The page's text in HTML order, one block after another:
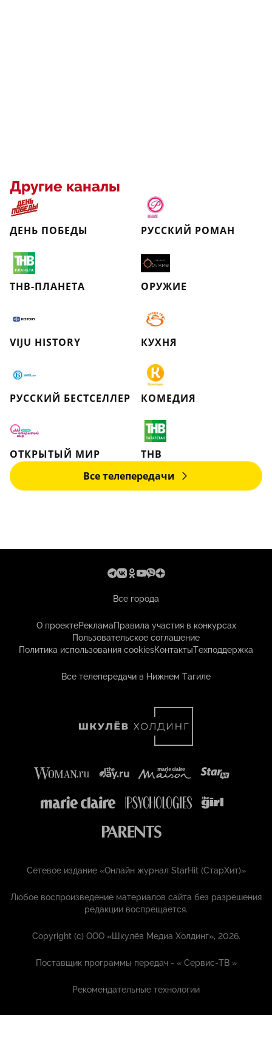
Другие каналы
ДЕНЬ ПОБЕДЫ РУССКИЙ РОМАН
ТНВ-ПЛАНЕТА ОРУЖИЕ
VIJU HISTORY КУХНЯ
РУССКИЙ БЕСТСЕЛЛЕР КОМЕДИЯ
ОТКРЫТЫЙ МИР
ТНВ
Все телепередачи
Все города
О проектеРекламаПравила участия в конкурсах
Пользовательское соглашение
Политика использования cookiesКонтактыТехподдержка
Все телепередачи в Нижнем Тагиле
Сетевое издание «Онлайн журнал StarHit (СтарХит)»
Любое воспроизведение материалов сайта без разрешения
редакции воспрещается.
Copyright (с) ООО «Шкулёв Медиа Холдинг», 2026.
Поставщик программы передач - «Сервис-ТВ »
Рекомендательные технологии